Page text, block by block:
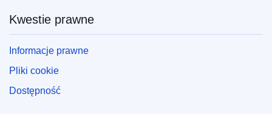
Kwestie prawne
Informacje prawne
Pliki cookie
Dostępność